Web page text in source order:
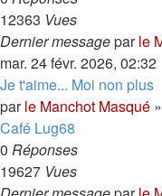
12363 Vues
Dernier messageparle
mar. 24 févr. 2026, 02:32
Je t'aime... Moi non plus
parle Manchot Masqué »
Café Lug68
0 Réponses
19627 Vues